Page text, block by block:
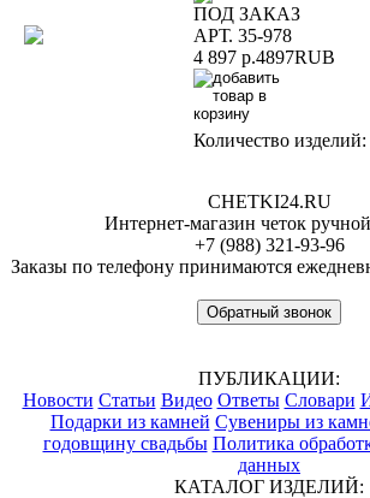
ПОД ЗАКАЗ
АРТ. 35-978
4 897 р.4897RUB
Количество изделий:
CHETKI24.RU
Интернет-магазин четок
+7 (988) 321-93-96
Заказы по телефону принимаются
Обратный звонок
ПУБЛИКАЦИИ:
Новости Статьи Видео Ответы Словари
Подарки из камней Сувениры из
годовщину свадьбы Политика
данных
КАТАЛОГ ИЗДЕЛИЙ: